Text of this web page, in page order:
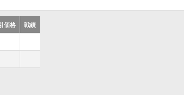
価格 戦績